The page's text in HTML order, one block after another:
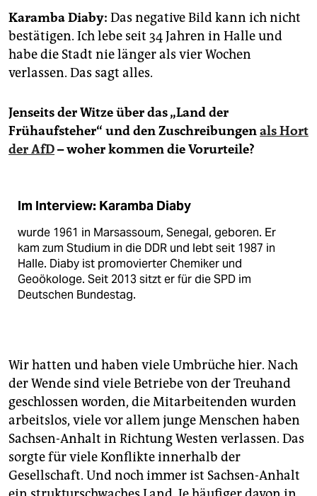
Karamba Diaby: Das negative Bild kann ich nicht
bestätigen. Ich lebe seit 34 Jahren in Halle und
habe die Stadt nie länger als vier Wochen
verlassen. Das sagt alles.
Jenseits der Witze über das „Land der
Frühaufsteher“ und den Zuschreibungenals Hort
der AfD– woher kommen die Vorurteile?
Im Interview: Karamba Diaby
wurde 1961 in Marsassoum, Senegal, geboren. Er
kam zum Studium in die DDR und lebt seit 1987 in
Halle. Diaby ist promovierter Chemiker und
Geoökologe. Seit 2013 sitzt er für die SPD im
Deutschen Bundestag.
Wir hatten und haben viele Umbrüche hier. Nach
der Wende sind viele Betriebe von der Treuhand
geschlossen worden, die Mitarbeitenden wurden
arbeitslos, viele vor allem junge Menschen haben
Sachsen-Anhalt in Richtung Westen verlassen. Das
sorgte für viele Konflikte innerhalb der
Gesellschaft. Und noch immer ist Sachsen-Anhalt